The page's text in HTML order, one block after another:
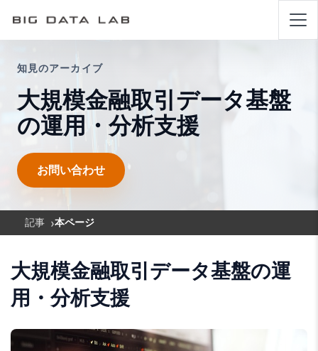
知見のアーカイブ
大規模金融取引データ基盤
の運用・分析支援
お問い合わせ
記事 ›本ページ
大規模金融取引データ基盤の運
用・分析支援